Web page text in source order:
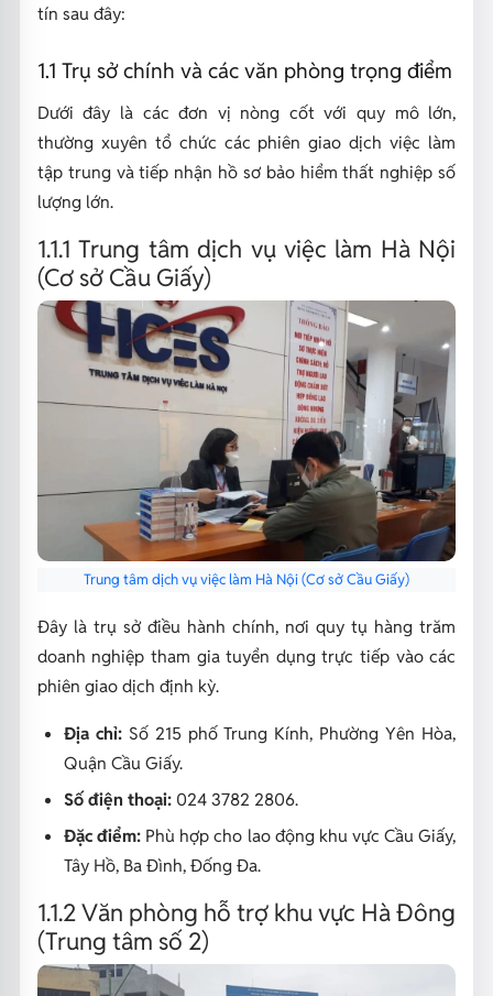
tín sau đây:
1.1 Trụ sở chính và các văn phòng trọng điểm
Dưới đây là các đơn vị nòng cốt với quy mô lớn,
thường xuyên tổ chức các phiên giao dịch việc làm
tập trung và tiếp nhận hồ sơ bảo hiểm thất nghiệp số
lượng lớn.
1.1.1 Trung tâm dịch vụ việc làm Hà Nội
(Cơ sở Cầu Giấy)
Trung tâm dịch vụ việc làm Hà Nội (Cơ sở Cầu Giấy)
Đây là trụ sở điều hành chính, nơi quy tụ hàng trăm
doanh nghiệp tham gia tuyển dụng trực tiếp vào các
phiên giao dịch định kỳ.
Địa chỉ:Số 215 phố Trung Kính, Phường Yên Hòa,
Quận Cầu Giấy.
Số điện thoại:024 3782 2806.
Đặc điểm: Phù hợp cho lao động khu vực Cầu Giấy,
Tây Hồ, Ba Đình, Đống Đa.
1.1.2 Văn phòng hỗ trợ khu vực Hà Đông
(Trung tâm số 2)